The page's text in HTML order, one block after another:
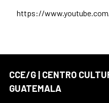
https://
CCE/G | CENTRO
GUATEMALA